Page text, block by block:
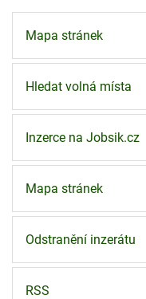
Mapa stránek
Hledat volná místa
Inzerce na Jobsik.cz
Mapa stránek
Odstranění inzerátu
RSS